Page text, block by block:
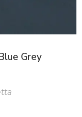
Grey